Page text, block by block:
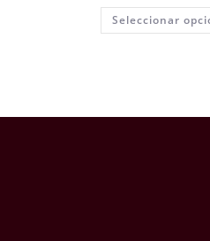
Seleccionar